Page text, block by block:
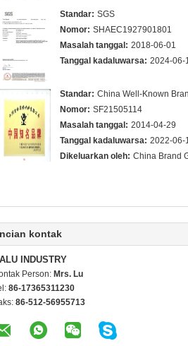
Standar: SGS
Nomor: SHAEC1927901801
Masalah tanggal: 2018-06-01
Tanggal kadaluwarsa: 2024-06-
Standar: China Well-Known
Nomor: SF21505114
Masalah tanggal: 2014-04-29
Tanggal kadaluwarsa: 2022-06-
Dikeluarkan oleh: China Brand
kontak
INDUSTRY
Person: Mrs. Lu
86-17365311230
86-512-56955713